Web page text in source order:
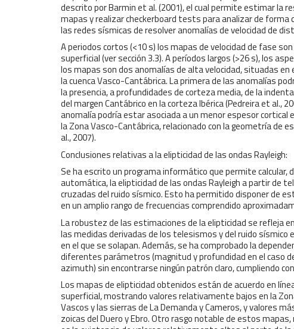
descrito por Barmin et al. (2001), el cual permite estimar la
mapas y realizar checkerboard tests para analizar de forma
las redes sísmicas de resolver anomalías de velocidad de
A periodos cortos (<10 s) los mapas de velocidad de fase
superficial (ver sección 3.3). A períodos largos (>26 s), los
los mapas son dos anomalías de alta velocidad, situadas en
la cuenca Vasco-Cantábrica. La primera de las anomalías
la presencia, a profundidades de corteza media, de la
del margen Cantábrico en la corteza Ibérica (Pedreira et al.,
anomalía podría estar asociada a un menor espesor cortical
la Zona Vasco-Cantábrica, relacionado con la geometría de
al., 2007).
Conclusiones relativas a la elipticidad de las ondas Rayleigh:
Se ha escrito un programa informático que permite
automática, la elipticidad de las ondas Rayleigh a partir de
cruzadas del ruido sísmico. Esto ha permitido disponer de
en un amplio rango de frecuencias comprendido
La robustez de las estimaciones de la elipticidad se refleja
las medidas derivadas de los telesismos y del ruido sísmico
en el que se solapan. Además, se ha comprobado la
diferentes parámetros (magnitud y profundidad en el caso
azimuth) sin encontrarse ningún patrón claro, cumpliendo
Los mapas de elipticidad obtenidos están de acuerdo en
superficial, mostrando valores relativamente bajos en la
Vascos y las sierras de La Demanda y Cameros, y valores
zoicas del Duero y Ebro. Otro rasgo notable de estos